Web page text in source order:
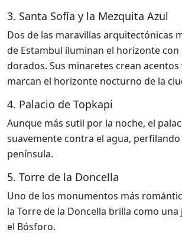
3. Santa Sofía y la Mezquita Azul
Dos de las maravillas arquitectónicas
de Estambul iluminan el horizonte
dorados. Sus minaretes crean
marcan el horizonte nocturno de la
4. Palacio de Topkapi
Aunque más sutil por la noche, el
suavemente contra el agua,
península.
5. Torre de la Doncella
Uno de los monumentos más
la Torre de la Doncella brilla como
el Bósforo.